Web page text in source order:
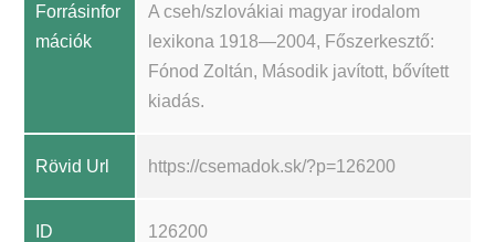
Forrásinfor
mációk
A cseh/szlovákiai magyar irodalom
lexikona 1918—2004, Főszerkesztő:
Fónod Zoltán, Második javított, bővített
kiadás.
Rövid Url https://csemadok.sk/?p=126200
ID 126200